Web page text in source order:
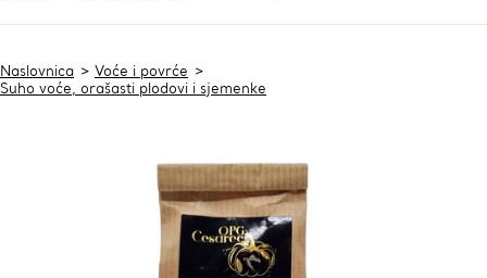
Naslovnica
Voće i povrće
Suho voće, orašasti plodovi i sjemenke